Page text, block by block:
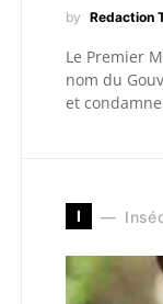
by Redaction
Le Premier
nom du
et
I